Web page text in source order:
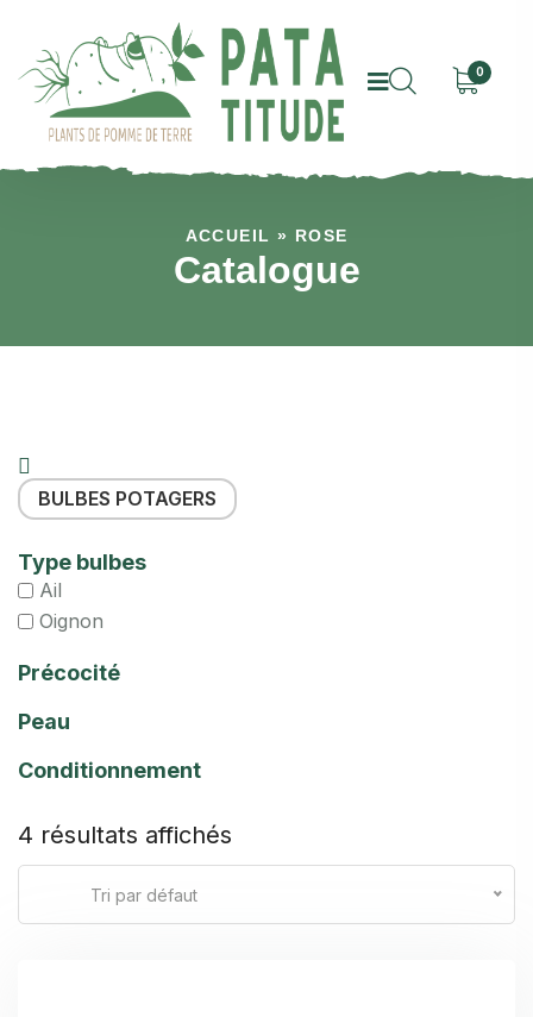
0
ACCUEIL » ROSE
Catalogue
BULBES POTAGERS
Type bulbes
Ail
Oignon
Précocité
Peau
Conditionnement
4 résultats affichés
Tri par défaut